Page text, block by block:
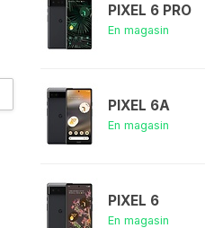
PIXEL 6 PRO
En magasin
PIXEL 6A
En magasin
PIXEL 6
En magasin